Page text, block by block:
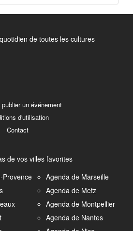
de toutes les cultures
un événement
d'utilisation
Contact
de vos villes favorites
Provence
Agenda de Marseille
Agenda de Metz
Agenda de Montpellier
Agenda de Nantes